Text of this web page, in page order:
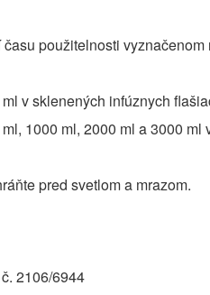
použitelnosti vyznačenom
v sklenených infúznych
1000 ml, 2000 ml a 3000 ml
pred svetlom a mrazom.
2106/6944